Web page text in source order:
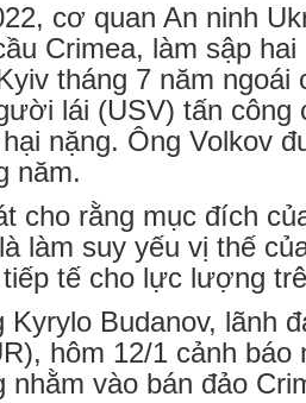
cơ quan An ninh
Crimea, làm sập
tháng 7 năm ngoái
lái (USV) tấn công
nặng. Ông Volkov
năm.
cho rằng mục đích
làm suy yếu vị thế
tế cho lực lượng
Budanov, lãnh
hôm 12/1 cảnh
nhằm vào bán đảo